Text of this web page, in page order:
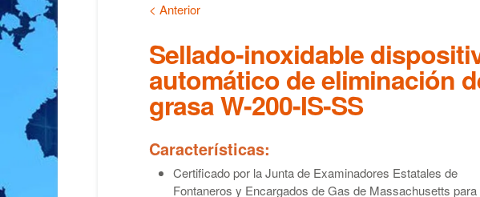
< Anterior
Sellado-inoxidable
automático de eliminación
grasa W-200-IS-SS
Características:
Certificado por la Junta de Examinadores Estatales de
Fontaneros y Encargados de Gas de Massachusetts para